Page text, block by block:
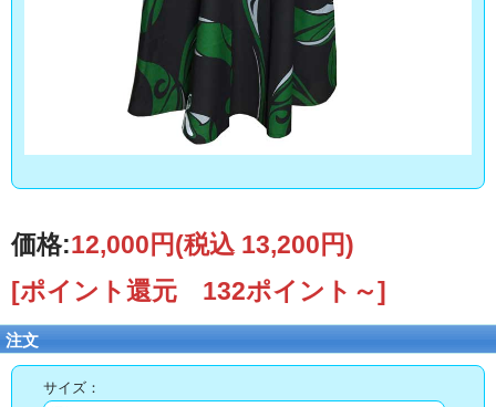
価格:12,000円(税込 13,200円)
[ポイント還元 132ポイント～]
注文
サイズ：